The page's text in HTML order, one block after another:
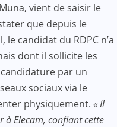
vient de saisir le
que depuis le
candidat du RDPC n’a
dont il sollicite les
par un
sociaux via le
physiquement. « Il
à Elecam, confiant cette